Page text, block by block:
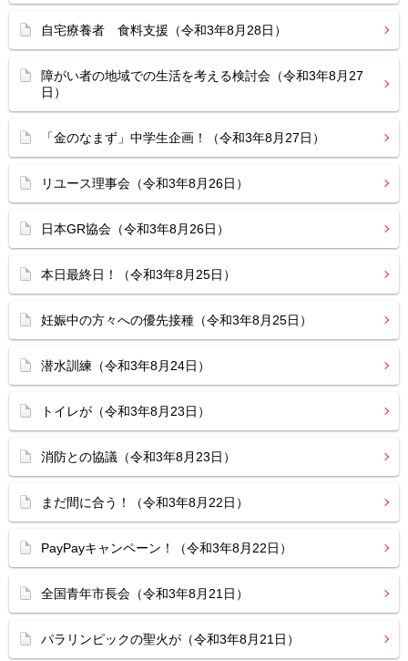
自宅療養者 食料支援（令和3年8月28日）
障がい者の地域での生活を考える検討会（令和3年8月27
日）
「金のなまず」中学生企画！（令和3年8月27日）
リユース理事会（令和3年8月26日）
日本GR協会（令和3年8月26日）
本日最終日！（令和3年8月25日）
妊娠中の方々への優先接種（令和3年8月25日）
潜水訓練（令和3年8月24日）
トイレが（令和3年8月23日）
消防との協議（令和3年8月23日）
まだ間に合う！（令和3年8月22日）
PayPayキャンペーン！（令和3年8月22日）
全国青年市長会（令和3年8月21日）
パラリンピックの聖火が（令和3年8月21日）